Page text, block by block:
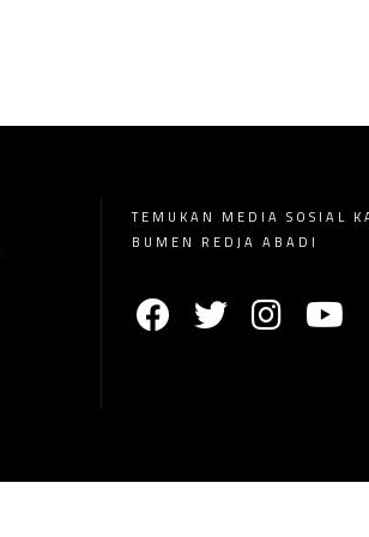
TEMUKAN MEDIA SOSIAL
BUMEN REDJA ABADI